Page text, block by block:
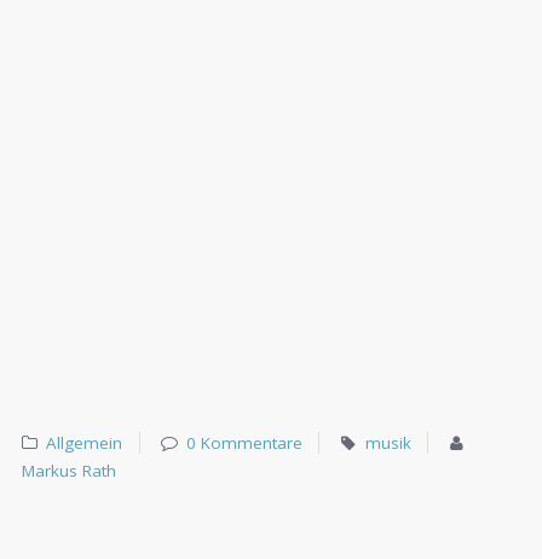
Allgemein 0 Kommentare
musik
Markus Rath